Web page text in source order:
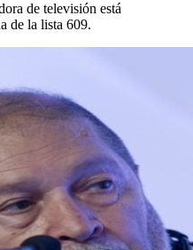
de televisión está
de la lista 609.